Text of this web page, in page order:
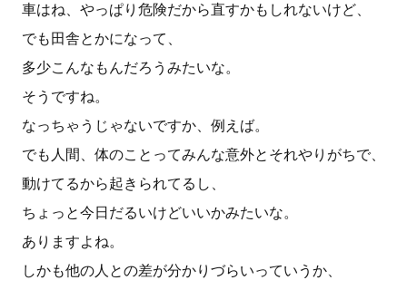
車はね、やっぱり危険だから直すかもしれないけど、
でも田舎とかになって、
多少こんなもんだろうみたいな。
そうですね。
なっちゃうじゃないですか、例えば。
でも人間、体のことってみんな意外とそれやりがちで、
動けてるから起きられてるし、
ちょっと今日だるいけどいいかみたいな。
ありますよね。
しかも他の人との差が分かりづらいっていうか、